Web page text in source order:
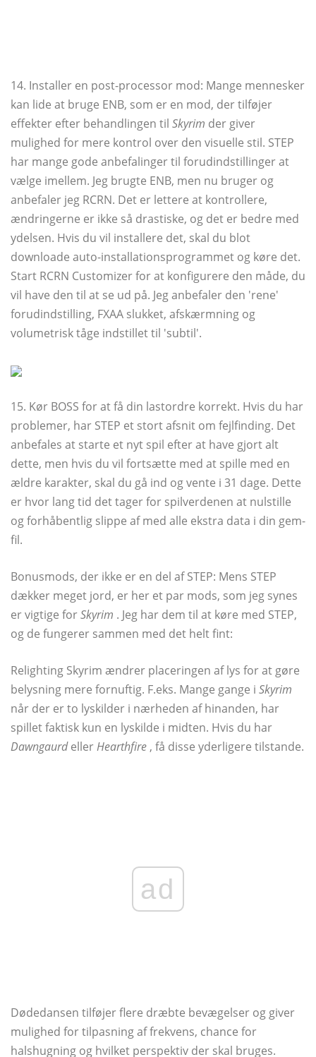
14. Installer en post-processor mod: Mange mennesker
kan lide at bruge ENB, som er en mod, der tilføjer
effekter efter behandlingen til Skyrim der giver
mulighed for mere kontrol over den visuelle stil. STEP
har mange gode anbefalinger til forudindstillinger at
vælge imellem. Jeg brugte ENB, men nu bruger og
anbefaler jeg RCRN. Det er lettere at kontrollere,
ændringerne er ikke så drastiske, og det er bedre med
ydelsen. Hvis du vil installere det, skal du blot
downloade auto-installationsprogrammet og køre det.
Start RCRN Customizer for at konfigurere den måde, du
vil have den til at se ud på. Jeg anbefaler den 'rene'
forudindstilling, FXAA slukket, afskærmning og
volumetrisk tåge indstillet til 'subtil'.
15. Kør BOSS for at få din lastordre korrekt. Hvis du har
problemer, har STEP et stort afsnit om fejlfinding. Det
anbefales at starte et nyt spil efter at have gjort alt
dette, men hvis du vil fortsætte med at spille med en
ældre karakter, skal du gå ind og vente i 31 dage. Dette
er hvor lang tid det tager for spilverdenen at nulstille
og forhåbentlig slippe af med alle ekstra data i din gem-
fil.
Bonusmods, der ikke er en del af STEP: Mens STEP
dækker meget jord, er her et par mods, som jeg synes
er vigtige forSkyrim . Jeg har dem til at køre med STEP,
og de fungerer sammen med det helt fint:
Relighting Skyrim ændrer placeringen af ​​lys for at gøre
belysning mere fornuftig. F.eks. Mange gange i Skyrim
når der er to lyskilder i nærheden af ​​hinanden, har
spillet faktisk kun en lyskilde i midten. Hvis du har
DawngaurdellerHearthfire , få disse yderligere tilstande.
ad
Dødedansen tilføjer flere dræbte bevægelser og giver
mulighed for tilpasning af frekvens, chance for
halshugning og hvilket perspektiv der skal bruges.